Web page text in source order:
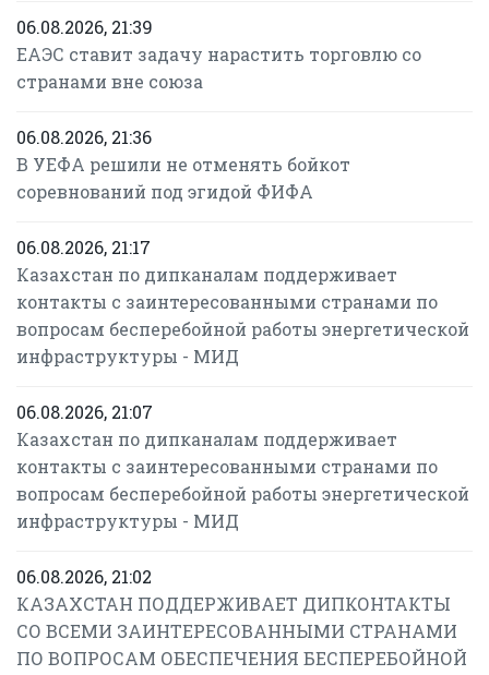
06.08.2026, 21:39
ЕАЭС ставит задачу нарастить торговлю со
странами вне союза
06.08.2026, 21:36
В УЕФА решили не отменять бойкот
соревнований под эгидой ФИФА
06.08.2026, 21:17
Казахстан по дипканалам поддерживает
контакты с заинтересованными странами по
вопросам бесперебойной работы энергетической
инфраструктуры - МИД
06.08.2026, 21:07
Казахстан по дипканалам поддерживает
контакты с заинтересованными странами по
вопросам бесперебойной работы энергетической
инфраструктуры - МИД
06.08.2026, 21:02
КАЗАХСТАН ПОДДЕРЖИВАЕТ ДИПКОНТАКТЫ
СО ВСЕМИ ЗАИНТЕРЕСОВАННЫМИ СТРАНАМИ
ПО ВОПРОСАМ ОБЕСПЕЧЕНИЯ БЕСПЕРЕБОЙНОЙ